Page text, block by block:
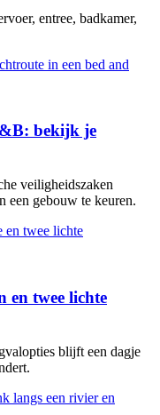
entree, badkamer,
bekijk je
veiligheidszaken
een gebouw te keuren.
en twee lichte
blijft een dagje